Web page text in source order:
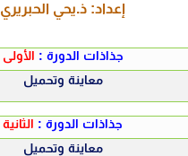
إعداد: ذ.يحي الحبريري
جذاذات الدورة : الأولى
معاينة وتحميل
جذاذات الدورة : الثانية
معاينة وتحميل